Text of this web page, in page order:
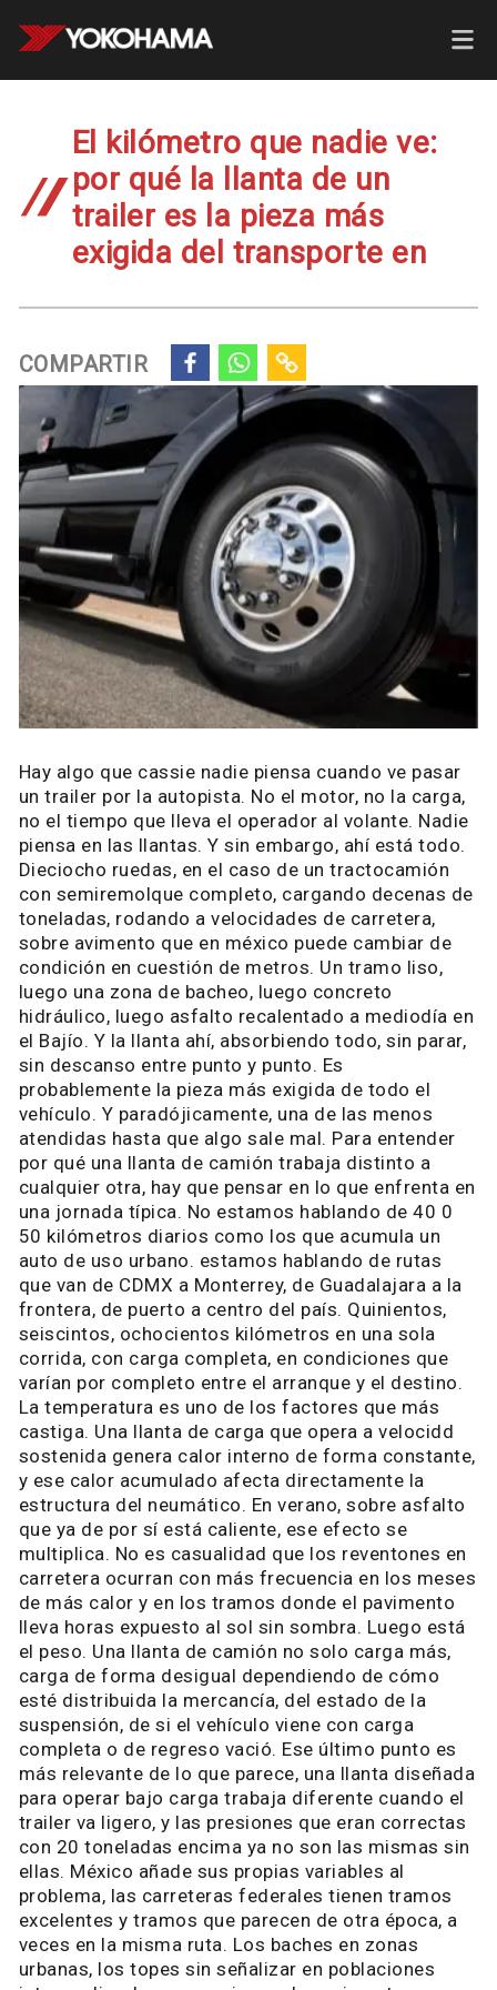
El kilómetro que nadie ve:
por qué la llanta de un
trailer es la pieza más
exigida del transporte en
COMPARTIR
Hay algo que cassie nadie piensa cuando ve pasar
un trailer por la autopista. No el motor, no la carga,
no el tiempo que lleva el operador al volante. Nadie
piensa en las llantas. Y sin embargo, ahí está todo.
Dieciocho ruedas, en el caso de un tractocamión
con semiremolque completo, cargando decenas de
toneladas, rodando a velocidades de carretera,
sobre avimento que en méxico puede cambiar de
condición en cuestión de metros. Un tramo liso,
luego una zona de bacheo, luego concreto
hidráulico, luego asfalto recalentado a mediodía en
el Bajío. Y la llanta ahí, absorbiendo todo, sin parar,
sin descanso entre punto y punto. Es
probablemente la pieza más exigida de todo el
vehículo. Y paradójicamente, una de las menos
atendidas hasta que algo sale mal. Para entender
por qué una llanta de camión trabaja distinto a
cualquier otra, hay que pensar en lo que enfrenta en
una jornada típica. No estamos hablando de 40 0
50 kilómetros diarios como los que acumula un
auto de uso urbano. estamos hablando de rutas
que van de CDMX a Monterrey, de Guadalajara a la
frontera, de puerto a centro del país. Quinientos,
seiscintos, ochocientos kilómetros en una sola
corrida, con carga completa, en condiciones que
varían por completo entre el arranque y el destino.
La temperatura es uno de los factores que más
castiga. Una llanta de carga que opera a velocidd
sostenida genera calor interno de forma constante,
y ese calor acumulado afecta directamente la
estructura del neumático. En verano, sobre asfalto
que ya de por sí está caliente, ese efecto se
multiplica. No es casualidad que los reventones en
carretera ocurran con más frecuencia en los meses
de más calor y en los tramos donde el pavimento
lleva horas expuesto al sol sin sombra. Luego está
el peso. Una llanta de camión no solo carga más,
carga de forma desigual dependiendo de cómo
esté distribuida la mercancía, del estado de la
suspensión, de si el vehículo viene con carga
completa o de regreso vació. Ese último punto es
más relevante de lo que parece, una llanta diseñada
para operar bajo carga trabaja diferente cuando el
trailer va ligero, y las presiones que eran correctas
con 20 toneladas encima ya no son las mismas sin
ellas. México añade sus propias variables al
problema, las carreteras federales tienen tramos
excelentes y tramos que parecen de otra época, a
veces en la misma ruta. Los baches en zonas
urbanas, los topes sin señalizar en poblaciones